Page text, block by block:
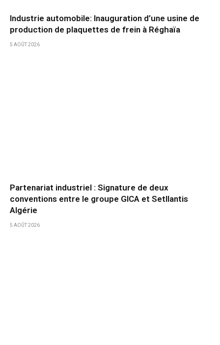
Industrie automobile: Inauguration d’une usine de
production de plaquettes de frein à Réghaïa
5 AOÛT 2026
Partenariat industriel : Signature de deux
conventions entre le groupe GICA et Setllantis
Algérie
5 AOÛT 2026